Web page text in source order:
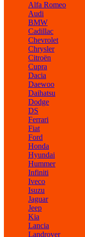
Alfa Romeo
Audi
BMW
Cadillac
Chevrolet
Chrysler
Citroën
Cupra
Dacia
Daewoo
Daihatsu
Dodge
DS
Ferrari
Fiat
Ford
Honda
Hyundai
Hummer
Infiniti
Iveco
Isuzu
Jaguar
Jeep
Kia
Lancia
Landrover